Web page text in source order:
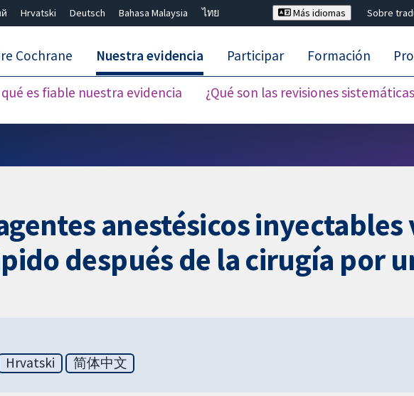
Hrvatski Deutsch Bahasa Malaysia
ไทย
Más idiomas Sobre
Cochrane Nuestra evidencia
es fiable nuestra evidencia ¿Qué son las revisiones
Participar Formación
anestésicos inyectables
después de la cirugía por
Hrvatski 简体中文